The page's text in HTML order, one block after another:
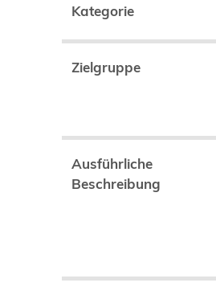
Kategorie
Zielgruppe
Ausführliche
Beschreibung